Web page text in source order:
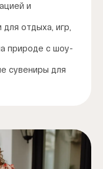
и
отдыха, игр,
природе с шоу-
сувениры для